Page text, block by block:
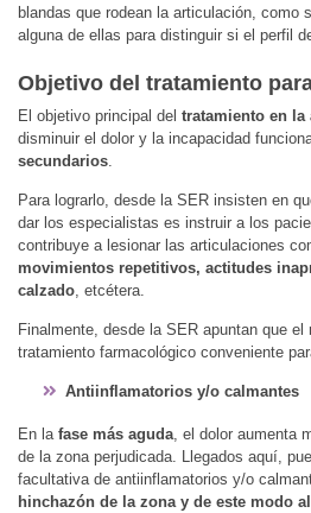
blandas que rodean la articulación, como
alguna de ellas para distinguir si el perfil
Objetivo del tratamiento
El objetivo principal del tratamiento en
disminuir el dolor y la incapacidad
secundarios
Para lograrlo, desde la SER insisten en
dar los especialistas es instruir a los
contribuye a lesionar las articulaciones
movimientos repetitivos, actitudes
calzado , etcétera.
Finalmente, desde la SER apuntan que el
tratamiento farmacológico conveniente
Antiinflamatorios y/o calmantes
En la fase más aguda, el dolor aumenta
de la zona perjudicada. Llegados aquí,
facultativa de antiinflamatorios y/o
hinchazón de la zona y de este modo